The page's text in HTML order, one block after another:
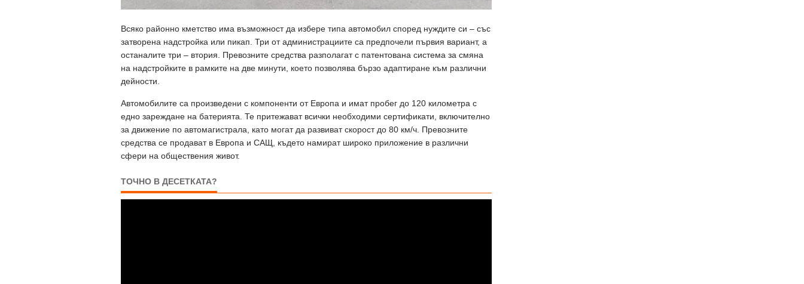
Всяко районно кметство има възможност да избере типа автомобил според нуждите си – със
затворена надстройка или пикап. Три от администрациите са предпочели първия вариант, а
останалите три – втория. Превозните средства разполагат с патентована система за смяна
на надстройките в рамките на две минути, което позволява бързо адаптиране към различни
дейности.
Автомобилите са произведени с компоненти от Европа и имат пробег до 120 километра с
едно зареждане на батерията. Те притежават всички необходими сертификати, включително
за движение по автомагистрала, като могат да развиват скорост до 80 км/ч. Превозните
средства се продават в Европа и САЩ, където намират широко приложение в различни
сфери на обществения живот.
ТОЧНО В ДЕСЕТКАТА?